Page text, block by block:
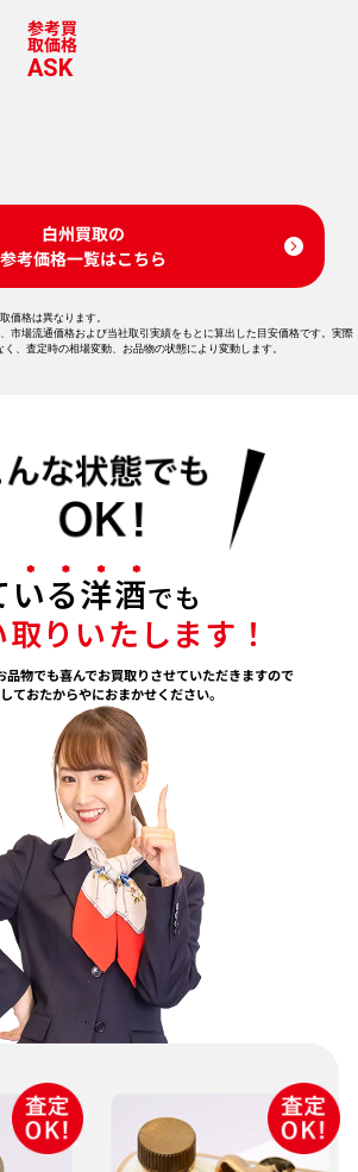
参考買
取価格
ASK
白州買取の
参考価格一覧はこちら
価格は異なります。
市場流通価格および当社取引実績をもとに算出した目安価格です。実際
、査定時の相場変動、お品物の状態により変動します。
いる洋酒でも
りいたします！
品物でも喜んでお買取りさせていただきますので
ておたからやにおまかせください。